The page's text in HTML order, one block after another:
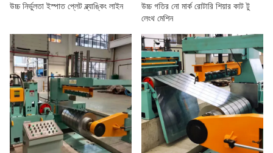
উচ্চ নির্ভুলতা ইস্পাত প্লেট ব্ল্যাঙ্কিং লাইন
উচ্চ গতির নো মার্ক রোটারি শিয়ার কাট টু
লেংথ মেশিন